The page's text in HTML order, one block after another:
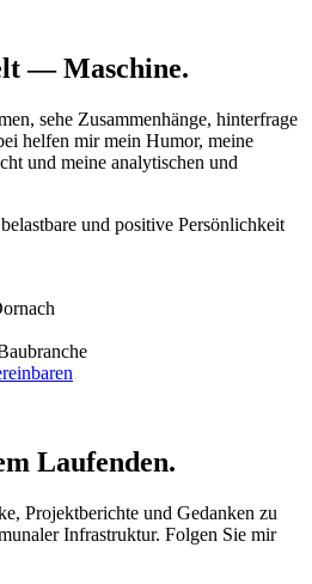
— Maschine.
sehe Zusammenhänge, hinterfrage
helfen mir mein Humor, meine
und meine analytischen und
und positive Persönlichkeit
Laufenden.
Projektberichte und Gedanken zu
Infrastruktur. Folgen Sie mir